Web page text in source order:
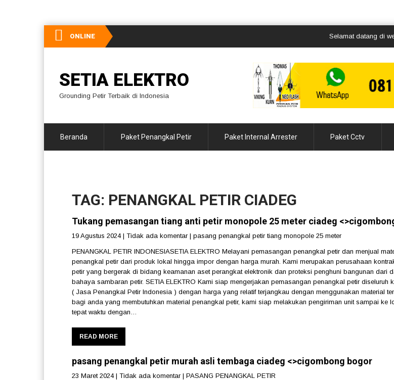
ONLINE Selamat datang di
SETIA ELEKTRO
Grounding Petir Terbaik di Indonesia
Beranda Paket Penangkal Petir Paket Internal Arrester Paket Cctv
TAG: PENANGKAL PETIR CIADEG
Tukang pemasangan tiang anti petir monopole 25 meter ciadeg
19 Agustus 2024 | Tidak ada komentar | pasang penangkal petir tiang monopole 25 meter
PENANGKAL PETIR INDONESIASETIA ELEKTRO Melayani pemasangan penangkal petir dan menjual
penangkal petir dari produk lokal hingga impor dengan harga murah. Kami merupakan perusahaan
petir yang bergerak di bidang keamanan aset perangkat elektronik dan proteksi penghuni bangunan dari
bahaya sambaran petir. SETIA ELEKTRO Kami siap mengerjakan pemasangan penangkal petir diseluruh
( Jasa Penangkal Petir Indonesia ) dengan harga yang relatif terjangkau dengan menggunakan material
bagi anda yang membutuhkan material penangkal petir, kami siap melakukan pengiriman unit sampai ke
tepat waktu dengan…
READ MORE
pasang penangkal petir murah asli tembaga ciadeg <>cigombong bogor
23 Maret 2024 | Tidak ada komentar | PASANG PENANGKAL PETIR